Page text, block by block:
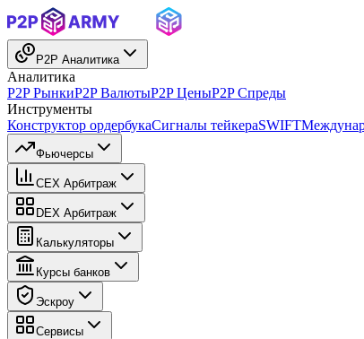
P2P Аналитика
Аналитика
P2P РынкиP2P ВалютыP2P ЦеныP2P Спреды
Инструменты
Конструктор ордербукаСигналы тейкераSWIFT
Фьючерсы
CEX Арбитраж
DEX Арбитраж
Калькуляторы
Курсы банков
Эскроу
Сервисы